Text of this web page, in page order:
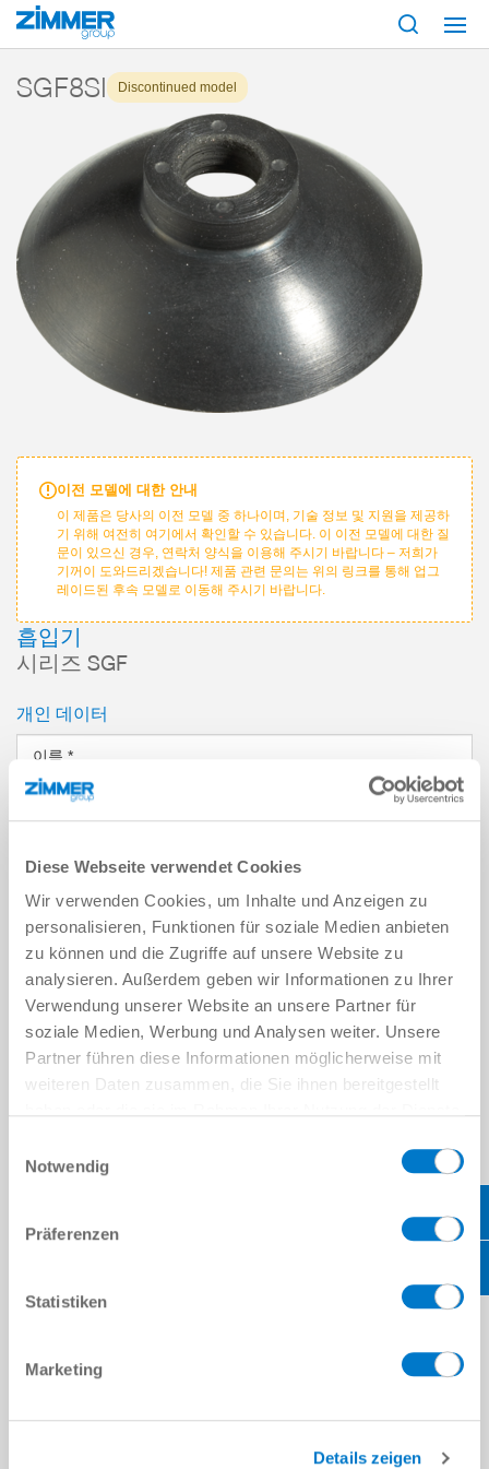
Diese Webseite verwendet Cookies
Wir verwenden Cookies, um Inhalte und Anzeigen zu
personalisieren, Funktionen für soziale Medien anbieten
zu können und die Zugriffe auf unsere Website zu
analysieren. Außerdem geben wir Informationen zu Ihrer
Verwendung unserer Website an unsere Partner für
soziale Medien, Werbung und Analysen weiter. Unsere
Partner führen diese Informationen möglicherweise mit
weiteren Daten zusammen, die Sie ihnen bereitgestellt
Notwendig
Präferenzen
Statistiken
Marketing
Details zeigen
시작 제품 시리즈 SGF SGF8SI
SGF8SI Discontinued model
이전 모델에 대한 안내
이 제품은 당사의 이전 모델 중 하나이며, 기술 정보 및 지원을 제공하
기 위해 여전히 여기에서 확인할 수 있습니다. 이 이전 모델에 대한 질
문이 있으신 경우, 연락처 양식을 이용해 주시기 바랍니다 – 저희가
기꺼이 도와드리겠습니다! 제품 관련 문의는 위의 링크를 통해 업그
레이드된 후속 모델로 이동해 주시기 바랍니다.
흡입기
시리즈 SGF
개인 데이터
이름 *
이메일 주소*
회사*
위치*
주*
을 읽었으며 이에 동의합니다.*